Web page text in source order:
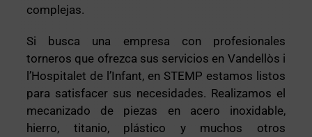
complejas.
Si busca una empresa con profesionales
torneros que ofrezca sus servicios en Vandellòs i
l’Hospitalet de l’Infant, en STEMP estamos listos
para satisfacer sus necesidades. Realizamos el
mecanizado de piezas en acero inoxidable,
hierro, titanio, plástico y muchos otros